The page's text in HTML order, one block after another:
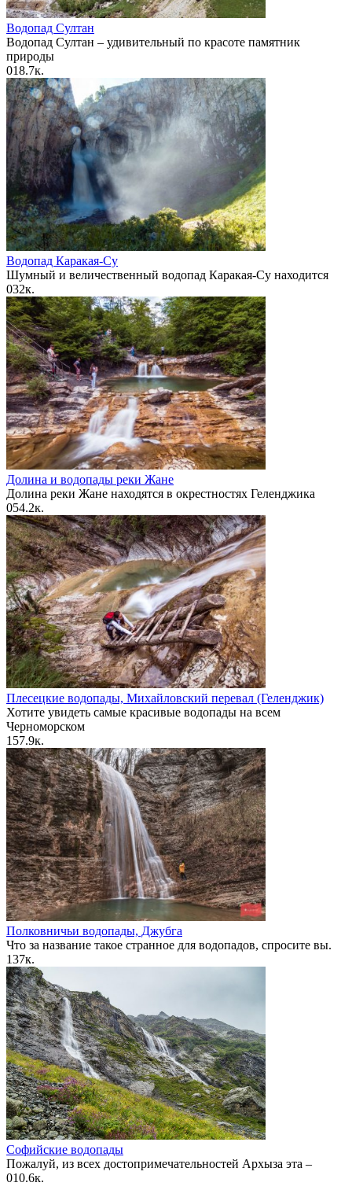
Водопад Султан
Водопад Султан – удивительный по красоте памятник
природы
018.7к.
Водопад Каракая-Су
Шумный и величественный водопад Каракая-Су находится
032к.
Долина и водопады реки Жане
Долина реки Жане находятся в окрестностях Геленджика
054.2к.
Плесецкие водопады, Михайловский перевал (Геленджик)
Хотите увидеть самые красивые водопады на всем
Черноморском
1 57.9к.
Полковничьи водопады, Джубга
Что за название такое странное для водопадов, спросите вы.
137к.
Софийские водопады
Пожалуй, из всех достопримечательностей Архыза эта –
010.6к.